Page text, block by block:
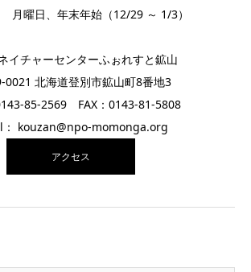
曜日、年末年始（12/29 ～ 1/3）
イチャーセンターふぉれすと鉱山
0021 北海道登別市鉱山町8番地3
85-2569 FAX：0143-81-5808
： kouzan@npo-momonga.org
アクセス